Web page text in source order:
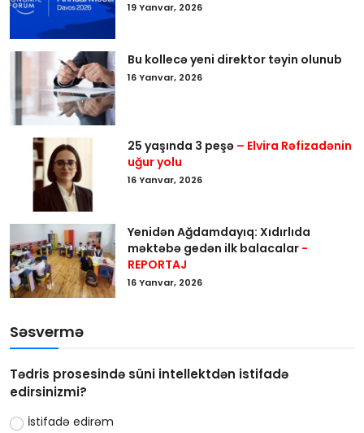
19 Yanvar, 2026
Bu kollecə yeni direktor təyin olunub
16 Yanvar, 2026
25 yaşında 3 peşə – Elvira Rəfizadənin
uğur yolu
16 Yanvar, 2026
Yenidən Ağdamdayıq: Xıdırlıda
məktəbə gedən ilk balacalar -
REPORTAJ
16 Yanvar, 2026
Səsvermə
Tədris prosesində süni intellektdən istifadə
edirsinizmi?
İstifadə edirəm